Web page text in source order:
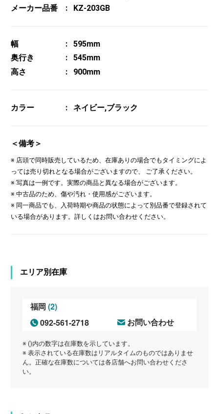
メーカー品番
KZ-203GB
幅
595mm
奥行き
545mm
高さ
900mm
カラー ネイビー,ブラック
＜備考＞
※ 店頭で同時販売しているため、在庫ありの場合でもタイミングによ
っては売り切れとなる場合がございますので、 ご了承ください。
※ 写真は一例です。実際の商品と異なる場合がございます。
※ 中古品のため、傷や汚れ・使用感がございます。
※ 同一商品でも、入荷時期や商品の状態によって別品番で登録されて
いる場合があります。詳しくはお問い合わせください。
エリア別在庫
福岡(2)
092-561-2718
お問い合わせ
※ ()内の数字は在庫数を示しています。
※ 表示されている在庫数はリアルタイムのものではありませ
ん。正確な在庫数については各店舗へお問い合わせくださ
い。